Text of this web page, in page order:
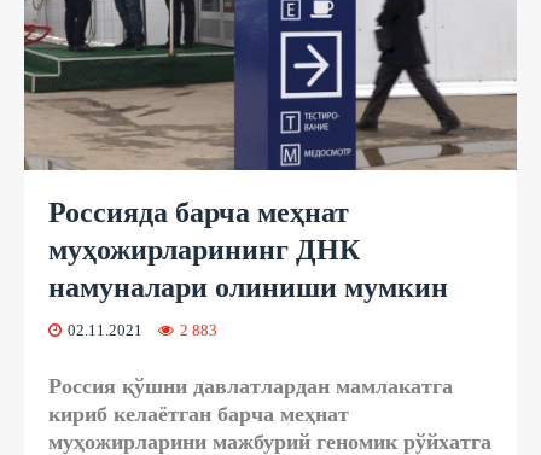
Россияда барча меҳнат
муҳожирларининг ДНК
намуналари олиниши мумкин
02.11.2021 2 883
Россия қўшни давлатлардан мамлакатга
кириб келаётган барча меҳнат
муҳожирларини мажбурий геномик рўйхатга